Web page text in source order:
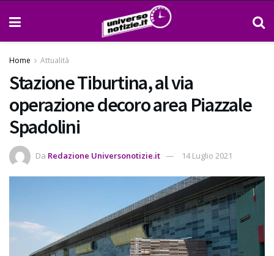
Home Attualità
Stazione Tiburtina, al via
operazione decoro area Piazzale
Spadolini
Da Redazione Universonotizie.it 14 Luglio 2021